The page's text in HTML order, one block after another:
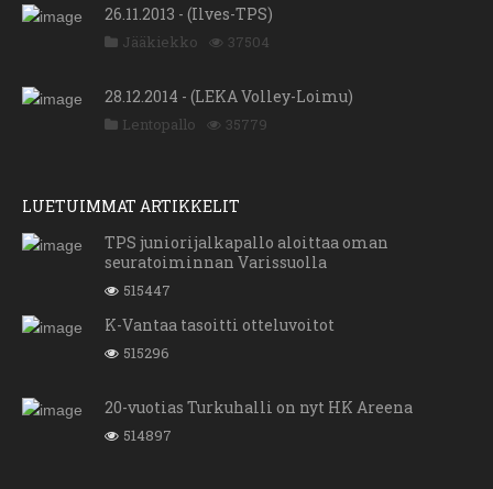
26.11.2013 - (Ilves-TPS)
Jääkiekko 37504
28.12.2014 - (LEKA Volley-Loimu)
Lentopallo 35779
LUETUIMMAT ARTIKKELIT
TPS juniorijalkapallo aloittaa oman
seuratoiminnan Varissuolla
515447
K-Vantaa tasoitti otteluvoitot
515296
20-vuotias Turkuhalli on nyt HK Areena
514897